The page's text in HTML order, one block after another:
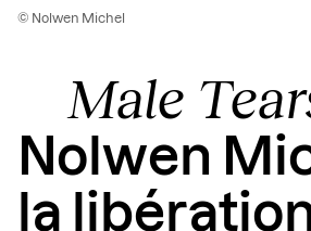
Male
Nolwen
la
© Nolwen Michel